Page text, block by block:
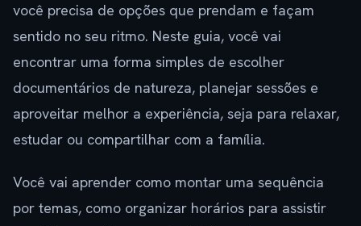
você precisa de opções que prendam e façam
sentido no seu ritmo. Neste guia, você vai
encontrar uma forma simples de escolher
documentários de natureza, planejar sessões e
aproveitar melhor a experiência, seja para relaxar,
estudar ou compartilhar com a família.
Você vai aprender como montar uma sequência
por temas, como organizar horários para assistir